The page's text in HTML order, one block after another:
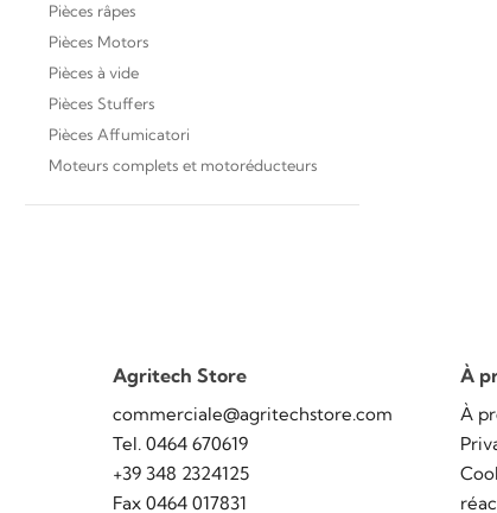
Pièces râpes
Pièces Motors
Pièces à vide
Pièces Stuffers
Pièces Affumicatori
Moteurs complets et motoréducteurs
Agritech Store
commerciale@agritechstore.com
Tel. 0464 670619
+39 348 2324125
Fax 0464 017831
À
À